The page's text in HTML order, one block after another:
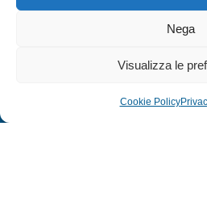
Nega
Visualizza le
Cookie Policy
TERMINI E CONDIZIONI